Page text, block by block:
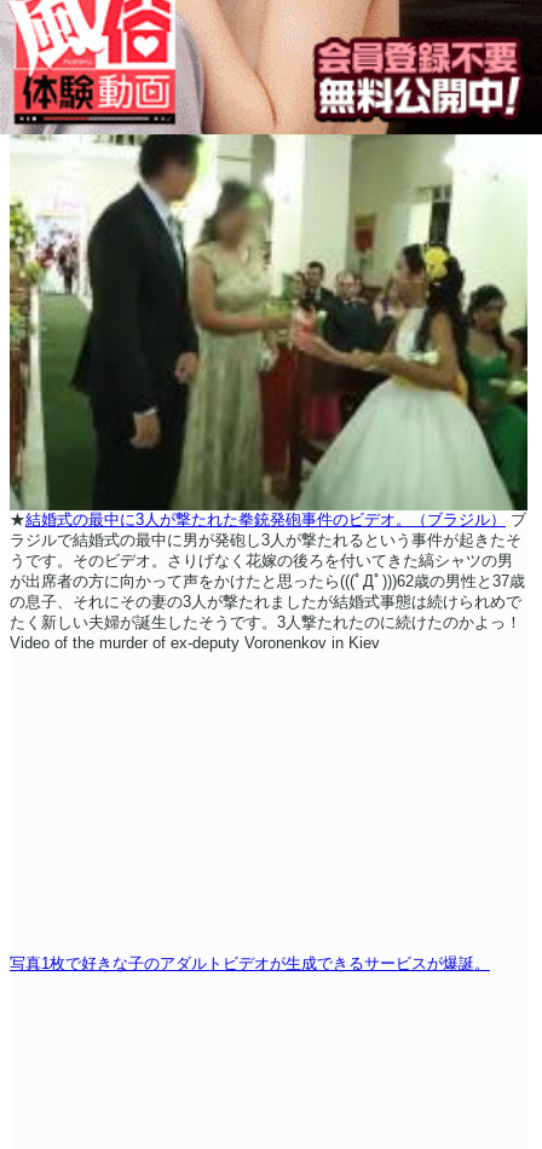
★結婚式の最中に3人が撃たれた拳銃発砲事件のビデオ。（ブラジル）
ブ
ラジルで結婚式の最中に男が発砲し3人が撃たれるという事件が起きたそ
うです。そのビデオ。さりげなく花嫁の後ろを付いてきた縞シャツの男
が出席者の方に向かって声をかけたと思ったら(((ﾟДﾟ)))62歳の男性と37歳
の息子、それにその妻の3人が撃たれましたが結婚式事態は続けられめで
たく新しい夫婦が誕生したそうです。3人撃たれたのに続けたのかよっ！
Video of the murder of ex-deputy Voronenkov in Kiev
写真1枚で好きな子のアダルトビデオが生成できるサービスが爆誕。